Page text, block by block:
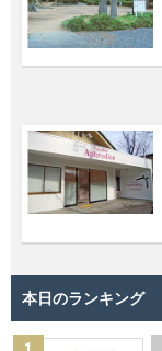
本日のランキング